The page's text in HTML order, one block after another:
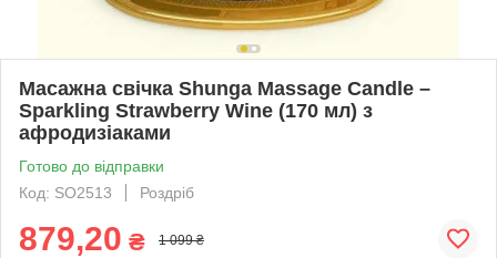
Масажна свічка Shunga Massage Candle –
Sparkling Strawberry Wine (170 мл) з
афродизіаками
Готово до відправки
Код: SO2513
Роздріб
879,20 ₴ 1 099 ₴